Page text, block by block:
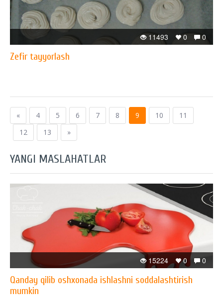
0
0
11493
Zefir tayyorlash
« 4 5 6 7 8 9 10
11
12
13 »
YANGI MASLAHATLAR
0
0
15224
Qanday qilib oshxonada ishlashni soddalashtirish
mumkin